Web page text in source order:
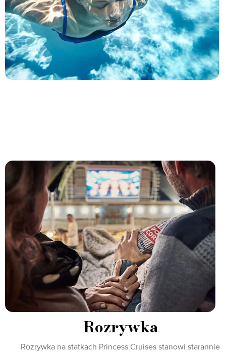
Rozrywka
Rozrywka na statkach Princess Cruises stanowi starannie